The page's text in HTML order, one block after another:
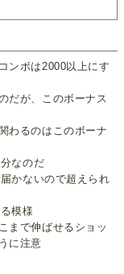
ンボは2000以上にす
だが、このボーナス
わるのはこのボーナ
なのだ
かないので超えられ
模様
まで伸ばせるショッ
に注意